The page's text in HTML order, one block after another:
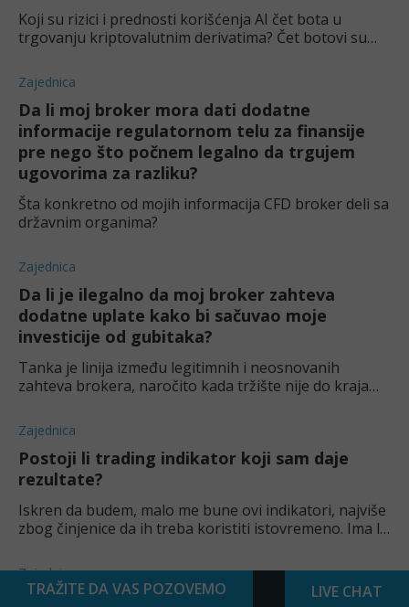
Koji su rizici i prednosti korišćenja AI čet bota u
trgovanju kriptovalutnim derivatima? Čet botovi su
života. Zanima me jesu li na
Zajednica
Da li moj broker mora dati dodatne
informacije regulatornom telu za finansije
pre nego što počnem legalno da trgujem
ugovorima za razliku?
Šta konkretno od mojih informacija CFD broker deli sa
državnim organima?
Zajednica
Da li je ilegalno da moj broker zahteva
dodatne uplate kako bi sačuvao moje
investicije od gubitaka?
Tanka je linija između legitimnih i neosnovanih
zahteva brokera, naročito kada tržište nije do kraja
Zajednica
Postoji li trading indikator koji sam daje
rezultate?
Iskren da budem, malo me bune ovi indikatori, najviše
zbog činjenice da ih treba koristiti istovremeno. Ima li
Zajednica
Da li AI modeli mogu da se prilagode
TRAŽITE DA VAS POZOVEMO LIVE CHAT